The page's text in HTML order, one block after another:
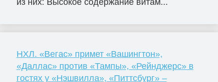
НХЛ. «Вегас» примет «Вашингтон»,
«Даллас» против «Тампы», «Рейнджерс» в
гостях у «Нэшвилла», «Питтсбург» –